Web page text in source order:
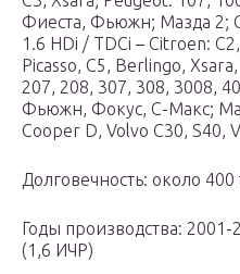
Фиеста, Фьюжн; Мазда 2;
1.6 HDi / TDCi – Citroen:
Picasso, C5, Berlingo,
207, 208, 307, 308, 3008,
Фьюжн, Фокус, С-Макс;
Cooper D, Volvo C30, S40,
Долговечность: около 400
Годы производства:
(1,6 ИЧР)